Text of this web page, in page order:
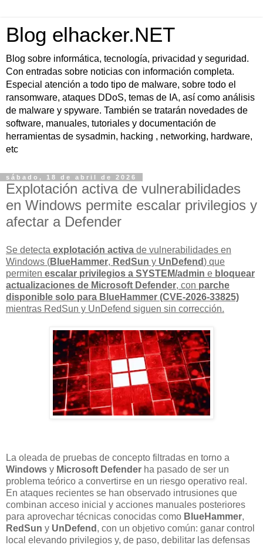
Blog elhacker.NET
Blog sobre informática, tecnología, privacidad y seguridad.
Con entradas sobre noticias con información completa.
Especial atención a todo tipo de malware, sobre todo el
ransomware, ataques DDoS, temas de IA, así como análisis
de malware y spyware. También se tratarán novedades de
software, manuales, tutoriales y documentación de
herramientas de sysadmin, hacking , networking, hardware,
etc
sábado, 18 de abril de 2026
Explotación activa de vulnerabilidades
en Windows permite escalar privilegios y
afectar a Defender
Se detecta explotación activa de vulnerabilidades en
Windows (BlueHammer, RedSun y UnDefend) que
permiten escalar privilegios a SYSTEM/admin e bloquear
actualizaciones de Microsoft Defender, con parche
disponible solo para BlueHammer (CVE-2026-33825)
mientras RedSun y UnDefend siguen sin corrección.
La oleada de pruebas de concepto filtradas en torno a
Windows y Microsoft Defender ha pasado de ser un
problema teórico a convertirse en un riesgo operativo real.
En ataques recientes se han observado intrusiones que
combinan acceso inicial y acciones manuales posteriores
para aprovechar técnicas conocidas como BlueHammer,
RedSun y UnDefend , con un objetivo común: ganar control
local elevando privilegios y, de paso, debilitar las defensas